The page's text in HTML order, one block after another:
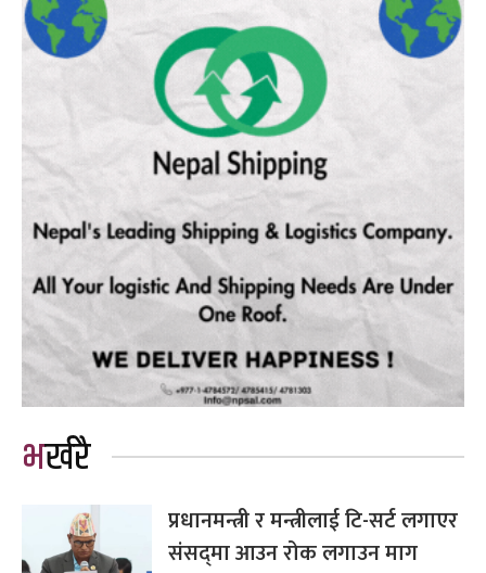
भर्खरै
प्रधानमन्त्री र मन्त्रीलाई टि-सर्ट लगाएर
संसद्‌मा आउन रोक लगाउन माग